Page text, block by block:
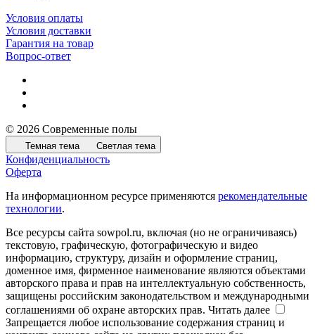
Условия оплаты
Условия доставки
Гарантия на товар
Вопрос-ответ
© 2026 Современные полы
Темная тема Светлая тема
Конфиденциальность
Оферта
На информационном ресурсе применяются рекомендательные
технологии.
Все ресурсы сайта sowpol.ru, включая (но не ограничиваясь)
текстовую, графическую, фотографическую и видео
информацию, структуру, дизайн и оформление страниц,
доменное имя, фирменное наименование являются объектами
авторского права и прав на интеллектуальную собственность,
защищены российским законодательством и международными
соглашениями об охране авторских прав. Читать далее
Запрещается любое использование содержания страниц и